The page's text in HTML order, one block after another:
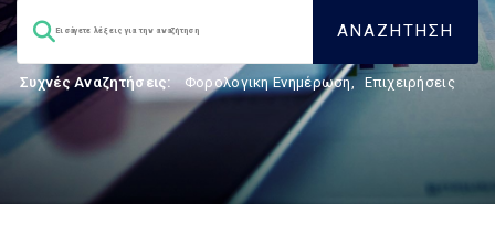
Συχνές Αναζητήσεις: Φορολογικη Ενημέρωση, Επιχειρήσεις